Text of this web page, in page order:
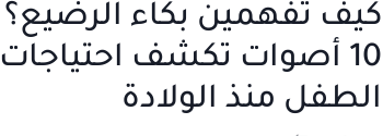
كيف تفهمين بكاء الرضيع؟
10 أصوات تكشف احتياجات
الطفل منذ الولادة